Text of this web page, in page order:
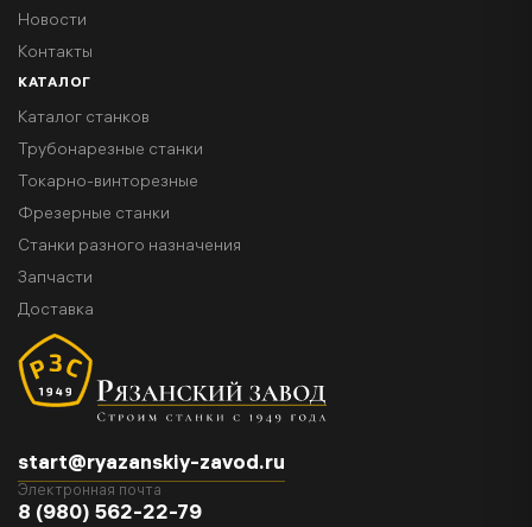
start@ryazanskiy-zavod.ru
Электронная почта
8 (980) 562-22-79
Новости
Контакты
КАТАЛОГ
Каталог станков
Трубонарезные станки
Токарно-винторезные
Фрезерные станки
Станки разного назначения
Запчасти
Доставка